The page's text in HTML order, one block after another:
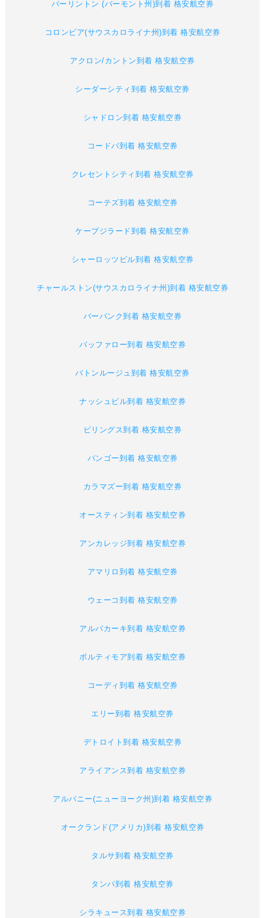
バーリントン (バーモント州)到着 格安航空券
コロンビア(サウスカロライナ州)到着 格安航空券
アクロン/カントン到着 格安航空券
シーダーシティ到着 格安航空券
シャドロン到着 格安航空券
コードバ到着 格安航空券
クレセントシティ到着 格安航空券
コーテズ到着 格安航空券
ケープジラード到着 格安航空券
シャーロッツビル到着 格安航空券
チャールストン(サウスカロライナ州)到着 格安航空券
バーバンク到着 格安航空券
バッファロー到着 格安航空券
バトンルージュ到着 格安航空券
ナッシュビル到着 格安航空券
ビリングス到着 格安航空券
バンゴー到着 格安航空券
カラマズー到着 格安航空券
オースティン到着 格安航空券
アンカレッジ到着 格安航空券
アマリロ到着 格安航空券
ウェーコ到着 格安航空券
アルバカーキ到着 格安航空券
ボルティモア到着 格安航空券
コーディ到着 格安航空券
エリー到着 格安航空券
デトロイト到着 格安航空券
アライアンス到着 格安航空券
アルバニー(ニューヨーク州)到着 格安航空券
オークランド(アメリカ)到着 格安航空券
タルサ到着 格安航空券
タンパ到着 格安航空券
シラキュース到着 格安航空券